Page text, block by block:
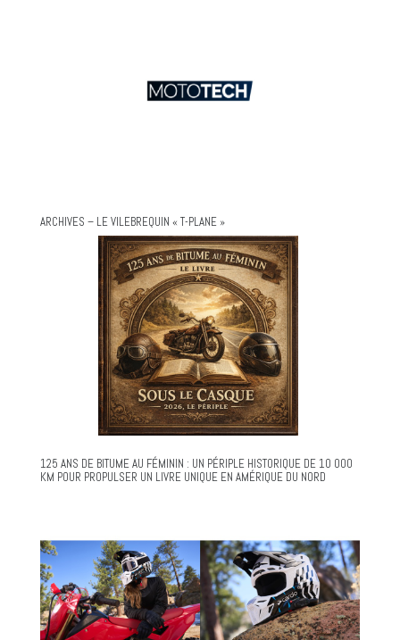
ARCHIVES – LE VILEBREQUIN « T-PLANE »
125 ANS DE BITUME AU FÉMININ : UN PÉRIPLE HISTORIQUE DE 10 000
KM POUR PROPULSER UN LIVRE UNIQUE EN AMÉRIQUE DU NORD